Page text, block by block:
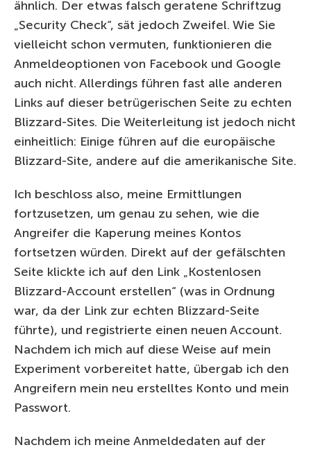
ähnlich. Der etwas falsch geratene Schriftzug
„Security Check“, sät jedoch Zweifel. Wie Sie
vielleicht schon vermuten, funktionieren die
Anmeldeoptionen von Facebook und Google
auch nicht. Allerdings führen fast alle anderen
Links auf dieser betrügerischen Seite zu echten
Blizzard-Sites. Die Weiterleitung ist jedoch nicht
einheitlich: Einige führen auf die europäische
Blizzard-Site, andere auf die amerikanische Site.
Ich beschloss also, meine Ermittlungen
fortzusetzen, um genau zu sehen, wie die
Angreifer die Kaperung meines Kontos
fortsetzen würden. Direkt auf der gefälschten
Seite klickte ich auf den Link „Kostenlosen
Blizzard-Account erstellen“ (was in Ordnung
war, da der Link zur echten Blizzard-Seite
führte), und registrierte einen neuen Account.
Nachdem ich mich auf diese Weise auf mein
Experiment vorbereitet hatte, übergab ich den
Angreifern mein neu erstelltes Konto und mein
Passwort.
Nachdem ich meine Anmeldedaten auf der